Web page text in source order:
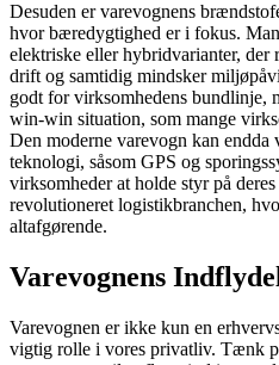
Desuden er varevognens
hvor bæredygtighed er i fokus.
elektriske eller hybridvarianter, der
drift og samtidig mindsker
godt for virksomhedens bundlinje,
win-win situation, som mange
Den moderne varevogn kan endda
teknologi, såsom GPS og
virksomheder at holde styr på
revolutioneret logistikbranchen,
altafgørende.
Varevognens
Varevognen er ikke kun en
vigtig rolle i vores privatliv. Tænk